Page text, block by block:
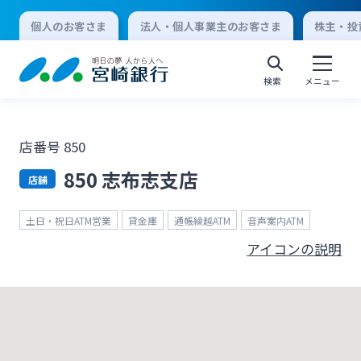
個人のお客さま 法人・個人事業主のお客さま 株主・
検索 メニュー
個人向けインターネットバンキング
ログオン
店番号 850
店舗 850 志布志支店
土日・祝日ATM営業 貸金庫 通帳繰越ATM 音声案内ATM
アイコンの説明